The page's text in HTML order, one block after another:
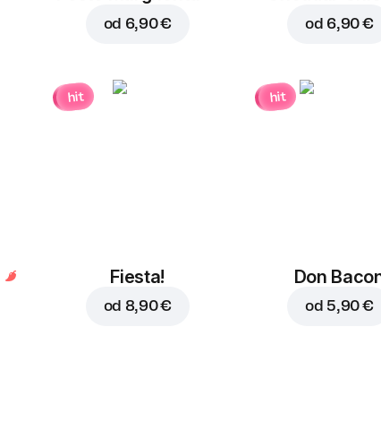
od 6,90 € od 6,90 €
hit
Fiesta!
od 8,90 €
hit
Don
od 5,90 €